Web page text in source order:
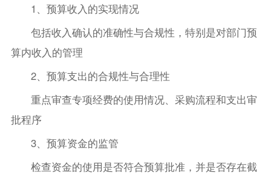
1、预算收入的实现情况
包括收入确认的准确性与合规性，特别是对部门预
算内收入的管理
2、预算支出的合规性与合理性
重点审查专项经费的使用情况、采购流程和支出审
批程序
3、预算资金的监管
检查资金的使用是否符合预算批准，并是否存在截